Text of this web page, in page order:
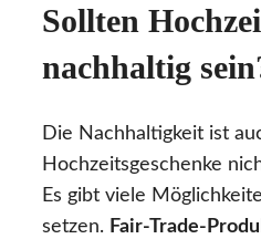
Sollten
nachhaltig
Die Nachhaltigkeit ist
Hochzeitsgeschenke
Es gibt viele
setzen. Fair-Trade-